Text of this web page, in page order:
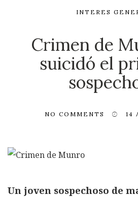
INTERES
Crimen de
suicidó el
NO COMMENTS 14
Un joven sospechoso de